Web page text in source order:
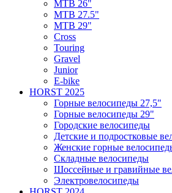
MTB 26"
MTB 27.5"
MTB 29"
Cross
Touring
Gravel
Junior
E-bike
HORST 2025
Горные велосипеды 27,5"
Горные велосипеды 29"
Городские велосипеды
Детские и подростковые
Женские горные
Складные велосипеды
Шоссейные и гравийные
Электровелосипеды